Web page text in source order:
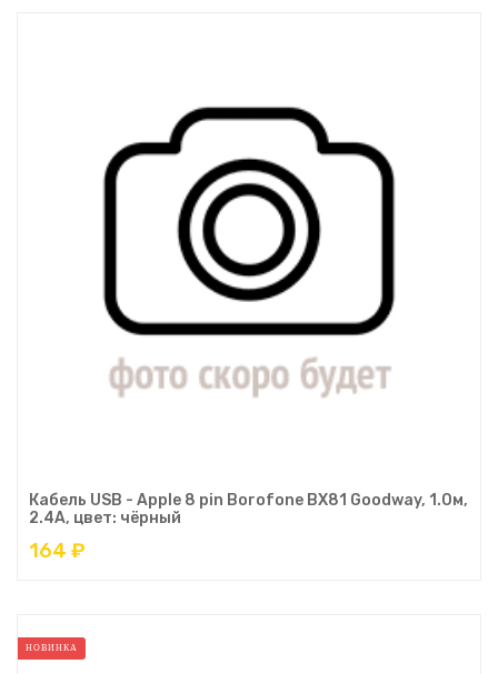
Кабель USB - Apple 8 pin Borofone BX81 Goodway, 1.0м,
2.4A, цвет: чёрный
164 ₽
НОВИНКА